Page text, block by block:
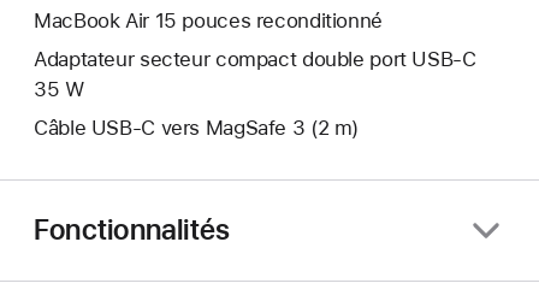
MacBook Air 15 pouces reconditionné
Adaptateur secteur compact double port USB-C
35 W
Câble USB-C vers MagSafe 3 (2 m)
Fonctionnalités